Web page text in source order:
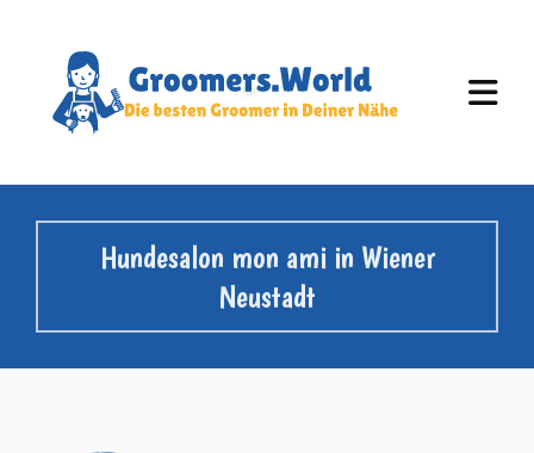
Hundesalon mon ami in Wiener
Neustadt